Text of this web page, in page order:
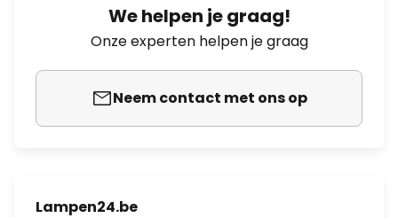
We helpen je graag!
Onze experten helpen je graag
Neem contact met ons op
Lampen24.be